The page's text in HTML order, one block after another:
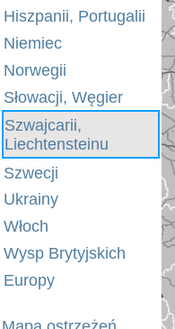
Hiszpanii, Portugalii
Niemiec
Norwegii
Słowacji, Węgier
Szwajcarii,
Liechtensteinu
Szwecji
Ukrainy
Włoch
Wysp Brytyjskich
Europy